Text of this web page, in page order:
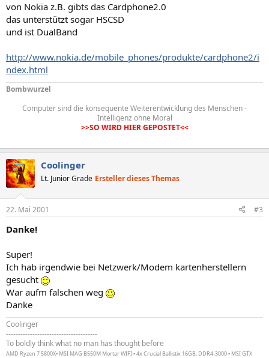
von Nokia z.B. gibts das Cardphone2.0
das unterstützt sogar HSCSD
und ist DualBand
http://www.nokia.de/mobile_phones/produkte/cardphone2/i
ndex.html
Bombwurzel
Computer sind die konsequente Weiterentwicklung des Menschen -
Intelligenz ohne Moral
>>SO WIRD HIER GEPOSTET<<
Coolinger
Lt. Junior Grade Ersteller dieses Themas
22. Mai 2001 #3
Danke!
Super!
Ich hab irgendwie bei Netzwerk/Modem kartenherstellern
gesucht
War aufm falschen weg
Danke
Coolinger
--------------------------------------
To boldly think what no man has thought before
AMD Ryzen 7 5800X▪ MSI MAG B550M Mortar WIFI ▪ 4x Crucial Ballistix 16GB, DDR4-3000 ▪ MSI GTX